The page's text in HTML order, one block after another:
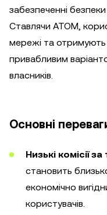
забезпеченні
Ставлячи ATOM,
мережі та
привабливим
власників.
Основні
Низькі комісії за
становить
економічно
користувачів.